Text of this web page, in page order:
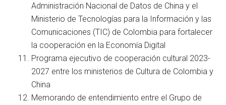
Administración Nacional de Datos de China y el
Ministerio de Tecnologías para la Información y las
Comunicaciones (TIC) de Colombia para fortalecer
la cooperación en la Economía Digital
Programa ejecutivo de cooperación cultural 2023-
2027 entre los ministerios de Cultura de Colombia y
China
Memorando de entendimiento entre el Grupo de